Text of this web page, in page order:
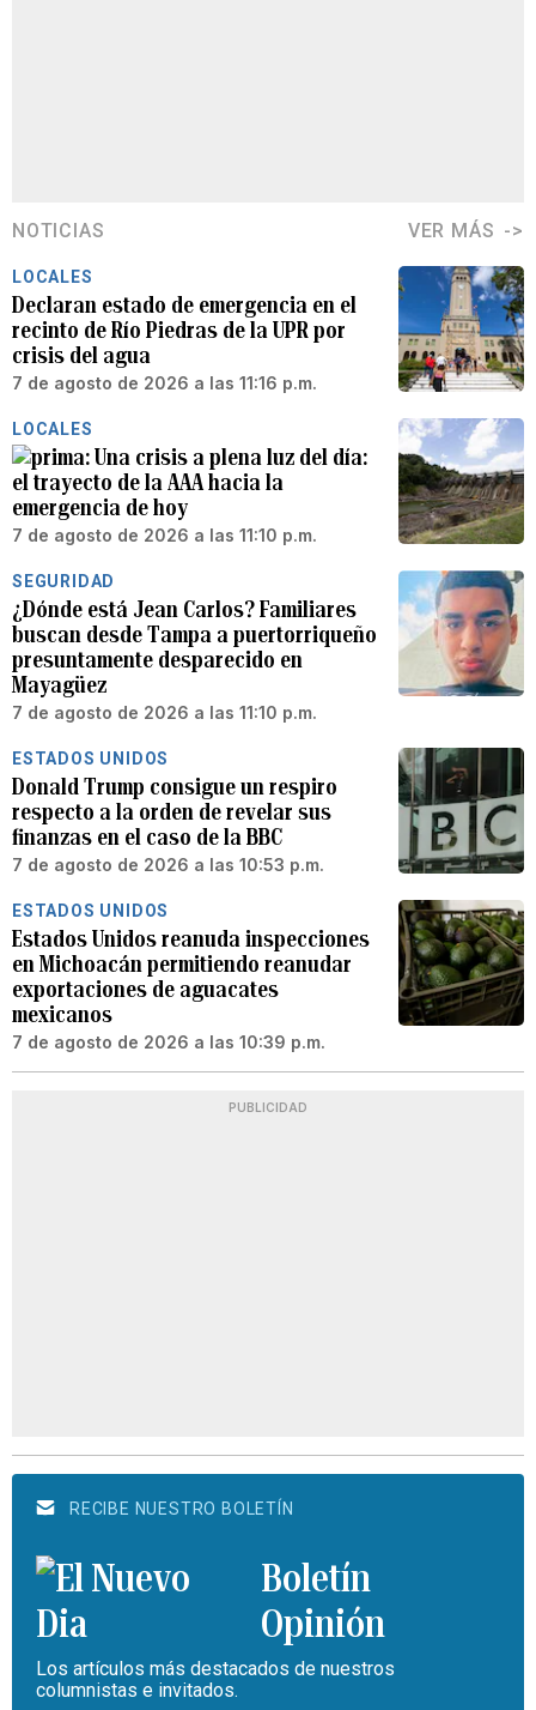
NOTICIAS VER MÁS
LOCALES
Declaran estado de emergencia en el
recinto de Río Piedras de la UPR por
crisis del agua
7 de agosto de 2026 a las 11:16 p.m.
LOCALES
Una crisis a plena luz del día:
el trayecto de la AAA hacia la
emergencia de hoy
7 de agosto de 2026 a las 11:10 p.m.
SEGURIDAD
¿Dónde está Jean Carlos? Familiares
buscan desde Tampa a puertorriqueño
presuntamente desparecido en
Mayagüez
7 de agosto de 2026 a las 11:10 p.m.
ESTADOS UNIDOS
Donald Trump consigue un respiro
respecto a la orden de revelar sus
finanzas en el caso de la BBC
7 de agosto de 2026 a las 10:53 p.m.
ESTADOS UNIDOS
Estados Unidos reanuda inspecciones
en Michoacán permitiendo reanudar
exportaciones de aguacates
mexicanos
7 de agosto de 2026 a las 10:39 p.m.
PUBLICIDAD
RECIBE NUESTRO BOLETÍN
Boletín
Opinión
Los artículos más destacados de nuestros
columnistas e invitados.